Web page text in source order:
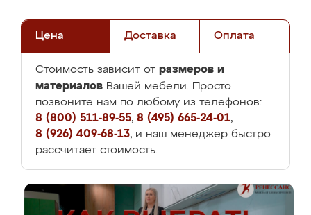
Цена Доставка Оплата
Стоимость зависит от размеров и
материалов Вашей мебели. Просто
позвоните нам по любому из телефонов:
8 (800) 511-89-55, 8 (495) 665-24-01,
8 (926) 409-68-13, и наш менеджер быстро
рассчитает стоимость.